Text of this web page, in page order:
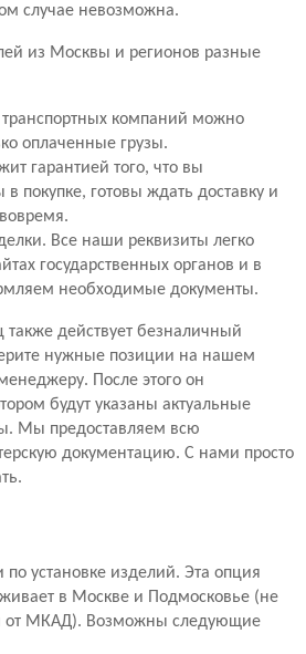
случае невозможна.
из Москвы и регионов разные
компаний можно
оплаченные грузы.
гарантией того, что вы
в покупке, готовы ждать доставку и
Все наши реквизиты легко
государственных органов и в
необходимые документы.
действует безналичный
нужные позиции на нашем
После этого он
будут указаны актуальные
Мы предоставляем всю
документацию. С нами просто
установке изделий. Эта опция
в Москве и Подмосковье (не
от МКАД). Возможны следующие